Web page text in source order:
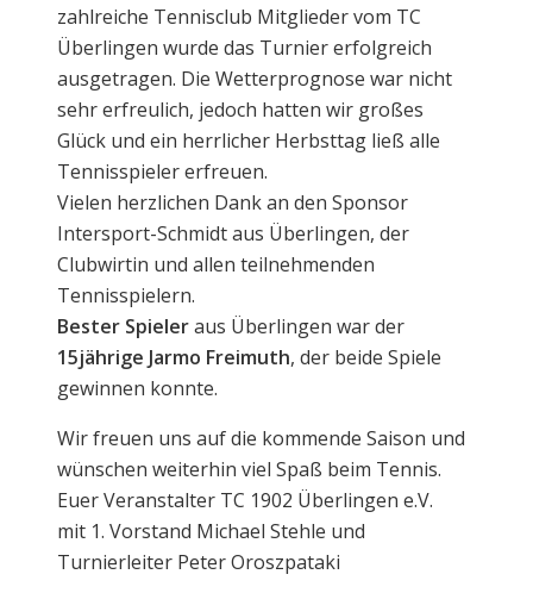
zahlreiche Tennisclub Mitglieder vom TC
Überlingen wurde das Turnier erfolgreich
ausgetragen. Die Wetterprognose war nicht
sehr erfreulich, jedoch hatten wir großes
Glück und ein herrlicher Herbsttag ließ alle
Tennisspieler erfreuen.
Vielen herzlichen Dank an den Sponsor
Intersport-Schmidt aus Überlingen, der
Clubwirtin und allen teilnehmenden
Tennisspielern.
Bester Spieleraus Überlingen war der
15jährige Jarmo Freimuth, der beide Spiele
gewinnen konnte.
Wir freuen uns auf die kommende Saison und
wünschen weiterhin viel Spaß beim Tennis.
Euer Veranstalter TC 1902 Überlingen e.V.
mit 1. Vorstand Michael Stehle und
Turnierleiter Peter Oroszpataki